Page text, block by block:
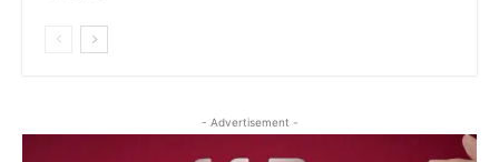
- Advertisement -